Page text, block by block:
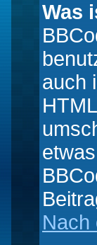
Was
auch
Nach